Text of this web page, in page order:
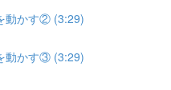
動かす② (3:29)
動かす③ (3:29)